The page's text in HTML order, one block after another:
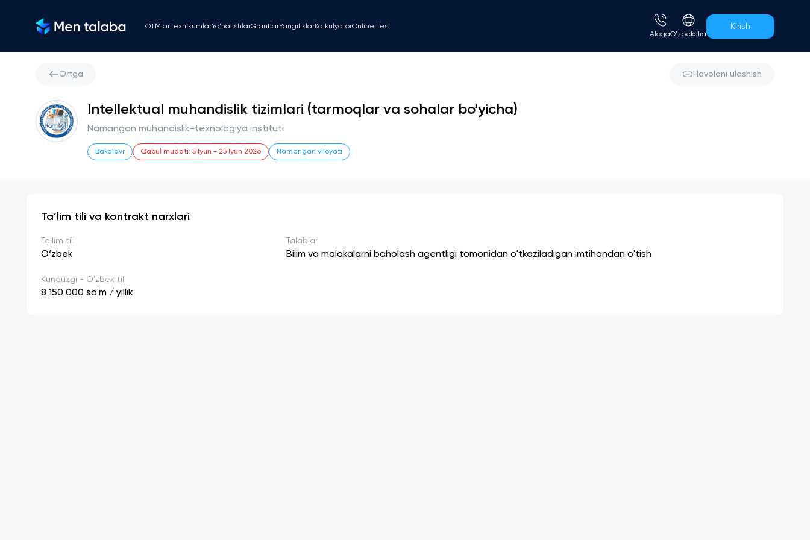
OTMlarTexnikumlarYo'nalishlarGrantlarYangiliklarKalkulyatorOnline Test
AloqaO'zbekcha
Kirish
Ortga Havolani ulashish
Intellektual muhandislik tizimlari (tarmoqlar va sohalar bo‘yicha)
Namangan muhandislik-texnologiya instituti
Bakalavr Qabul mudati: 5 Iyun - 25 Iyun 2026 Namangan viloyati
Ta’lim tili va kontrakt narxlari
Ta'lim tili
O‘zbek
Talablar
Bilim va malakalarni baholash agentligi tomonidan o'tkaziladigan imtihondan o'tish
Kunduzgi - O'zbek tili
8 150 000 so'm / yillik